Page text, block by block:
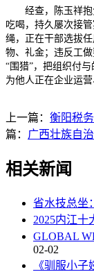
经查，陈玉祥抱
吃喝，持久屡次接
绳，正在干部选拔
物、礼金；违反工
“围猎”，把组织付
为他人正在企业运
上一篇： 衡阳税
篇： 广西壮族自
相关新闻
省水技总坐
2025内江十
GLOBAL
02-02
《驯服小